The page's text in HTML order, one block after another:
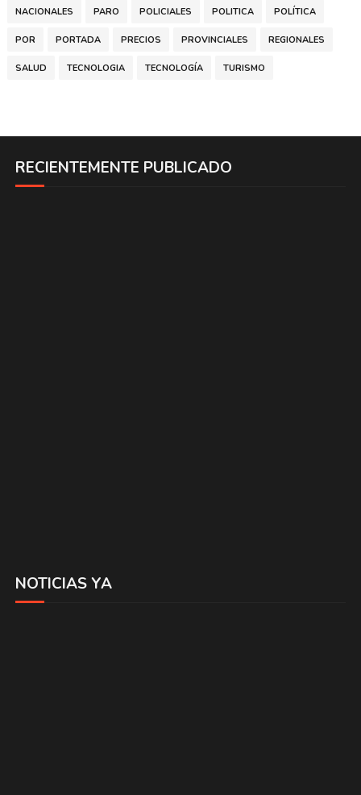
NACIONALES PARO POLICIALES POLITICA POLÍTICA
POR PORTADA PRECIOS PROVINCIALES REGIONALES
SALUD TECNOLOGIA TECNOLOGÍA TURISMO
RECIENTEMENTE PUBLICADO
NOTICIAS YA